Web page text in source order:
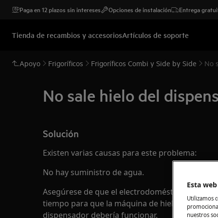
Paga en 12 plazos sin intereses Opciones de instalación Entrega
Tienda de recambios y accesoriosArtículos de soporte
Apoyo Frigoríficos Frigoríficos Combi y Side by Side No
No sale hielo del
Solución
Existen varias causas para este problema:
No hay suministro de agua.
Asegúrese de que el electrodoméstico esté
tiempo para que la máquina de hielo lo
dispensador debería funcionar.
Esta
Utilizamos
nuestros